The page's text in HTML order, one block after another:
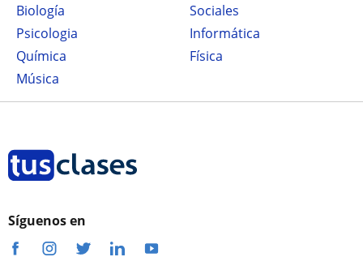
Biología
Sociales
Psicologia
Informática
Química
Física
Música
Síguenos en